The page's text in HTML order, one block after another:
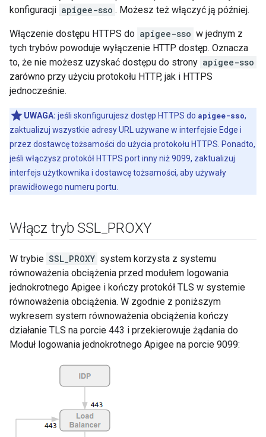
konfiguracji apigee-sso . Możesz też włączyć ją później.
Włączenie dostępu HTTPS do apigee-sso w jednym z
tych trybów powoduje wyłączenie HTTP dostęp. Oznacza
to, że nie możesz uzyskać dostępu do strony apigee-sso
zarówno przy użyciu protokołu HTTP, jak i HTTPS
jednocześnie.
UWAGA: jeśli skonfigurujesz dostęp HTTPS do apigee-sso,
zaktualizuj wszystkie adresy URL używane w interfejsie Edge i
przez dostawcę tożsamości do użycia protokołu HTTPS. Ponadto,
jeśli włączysz protokół HTTPS port inny niż 9099, zaktualizuj
interfejs użytkownika i dostawcę tożsamości, aby używały
prawidłowego numeru portu.
Włącz tryb SSL_ PROXY
W trybie SSL_PROXY system korzysta z systemu
równoważenia obciążenia przed modułem logowania
jednokrotnego Apigee i kończy protokół TLS w systemie
równoważenia obciążenia. W zgodnie z poniższym
wykresem system równoważenia obciążenia kończy
działanie TLS na porcie 443 i przekierowuje żądania do
Moduł logowania jednokrotnego Apigee na porcie 9099: